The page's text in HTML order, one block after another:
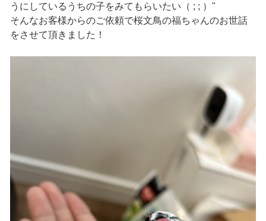
うにしているうちの子をみてもらいたい（ ; ; ）"
そんなお客様からのご依頼で桜文鳥の福ちゃんのお世話
をさせて頂きました！